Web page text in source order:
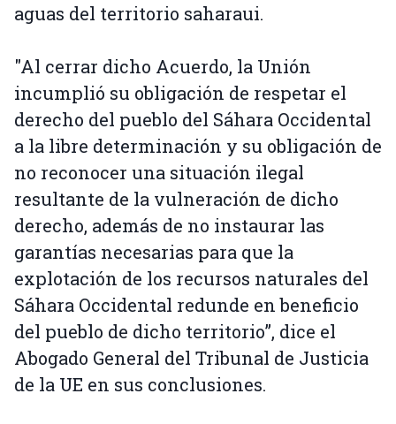
aguas del territorio saharaui.
"Al cerrar dicho Acuerdo, la Unión
incumplió su obligación de respetar el
derecho del pueblo del Sáhara Occidental
a la libre determinación y su obligación de
no reconocer una situación ilegal
resultante de la vulneración de dicho
derecho, además de no instaurar las
garantías necesarias para que la
explotación de los recursos naturales del
Sáhara Occidental redunde en beneficio
del pueblo de dicho territorio”, dice el
Abogado General del Tribunal de Justicia
de la UE en sus conclusiones.